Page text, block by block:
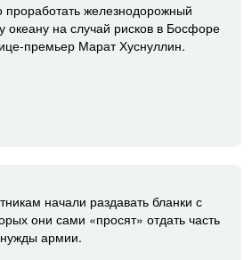
проработать железнодорожный
океану на случай рисков в Босфоре
премьер Марат Хуснуллин.
начали раздавать бланки с
они сами «просят» отдать часть
армии.